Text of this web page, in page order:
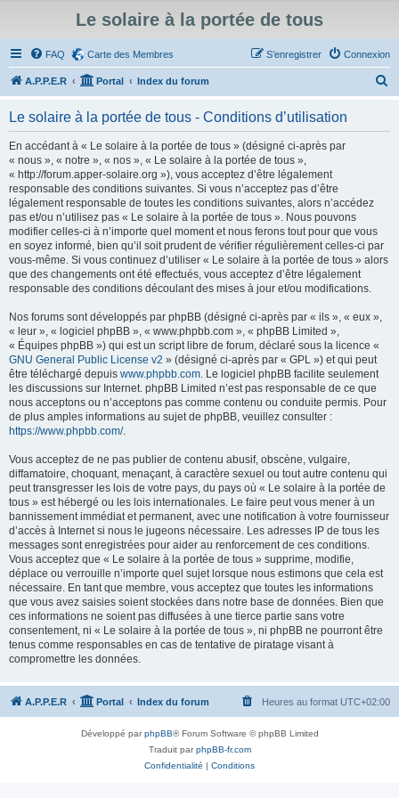
Le solaire à la portée de tous
FAQ Carte des Membres Connexion
S’enregistrer
A.P.P.E.R Portal Index du forum
Le solaire à la portée de tous - Conditions d’utilisation
En accédant à « Le solaire à la portée de tous » (désigné ci-après par
« nous », « notre », « nos », « Le solaire à la portée de tous »,
« http://forum.apper-solaire.org »), vous acceptez d’être légalement
responsable des conditions suivantes. Si vous n’acceptez pas d’être
légalement responsable de toutes les conditions suivantes, alors n’accédez
pas et/ou n’utilisez pas « Le solaire à la portée de tous ». Nous pouvons
modifier celles-ci à n’importe quel moment et nous ferons tout pour que vous
en soyez informé, bien qu’il soit prudent de vérifier régulièrement celles-ci par
vous-même. Si vous continuez d’utiliser « Le solaire à la portée de tous » alors
que des changements ont été effectués, vous acceptez d’être légalement
responsable des conditions découlant des mises à jour et/ou modifications.
Nos forums sont développés par phpBB (désigné ci-après par « ils », « eux »,
« leur », « logiciel phpBB », « www.phpbb.com », « phpBB Limited »,
« Équipes phpBB ») qui est un script libre de forum, déclaré sous la licence «
GNU General Public License v2 » (désigné ci-après par « GPL ») et qui peut
être téléchargé depuis www.phpbb.com. Le logiciel phpBB facilite seulement
les discussions sur Internet. phpBB Limited n’est pas responsable de ce que
nous acceptons ou n’acceptons pas comme contenu ou conduite permis. Pour
de plus amples informations au sujet de phpBB, veuillez consulter :
https://www.phpbb.com/.
Vous acceptez de ne pas publier de contenu abusif, obscène, vulgaire,
diffamatoire, choquant, menaçant, à caractère sexuel ou tout autre contenu qui
peut transgresser les lois de votre pays, du pays où « Le solaire à la portée de
tous » est hébergé ou les lois internationales. Le faire peut vous mener à un
bannissement immédiat et permanent, avec une notification à votre fournisseur
d’accès à Internet si nous le jugeons nécessaire. Les adresses IP de tous les
messages sont enregistrées pour aider au renforcement de ces conditions.
Vous acceptez que « Le solaire à la portée de tous » supprime, modifie,
déplace ou verrouille n’importe quel sujet lorsque nous estimons que cela est
nécessaire. En tant que membre, vous acceptez que toutes les informations
que vous avez saisies soient stockées dans notre base de données. Bien que
ces informations ne soient pas diffusées à une tierce partie sans votre
consentement, ni « Le solaire à la portée de tous », ni phpBB ne pourront être
tenus comme responsables en cas de tentative de piratage visant à
compromettre les données.
A.P.P.E.R Portal Index du forum Heures au format UTC+02:00
Développé parphpBB® Forum Software © phpBB Limited
Traduit parphpBB-fr.com
Confidentialité | Conditions